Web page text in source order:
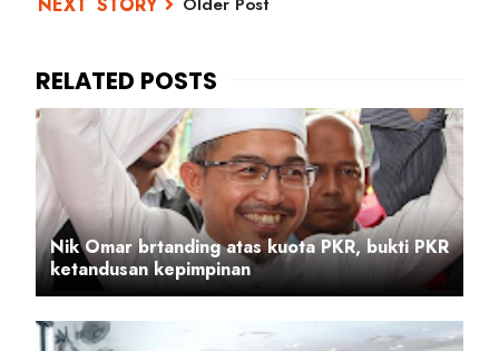
Nik Omar brtanding atas kuota PKR, bukti PKR
ketandusan kepimpinan